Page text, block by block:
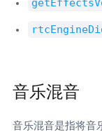
音乐混音
音乐混音是指将音